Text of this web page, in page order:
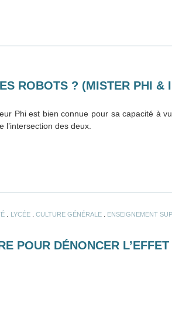
ROBOTS ? (MISTER PHI &
Phi est bien connue pour sa capacité à
l’intersection des deux.
LYCÉE. CULTURE GÉNÉRALE. ENSEIGNEMENT
POUR DÉNONCER